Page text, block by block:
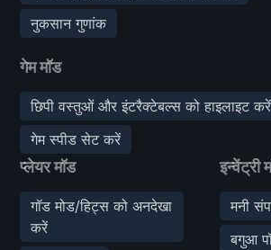
नुकसान गुणांक
गेम मॉड
छिपी वस्तुओं और इंटरैक्टेबल्स को हाइलाइट करें
गेम स्पीड सेट करें
प्लेयर मॉड
गॉड मोड/हिट्स को अनदेखा
करें
इन्वेंट्री
मनी
बगुआ